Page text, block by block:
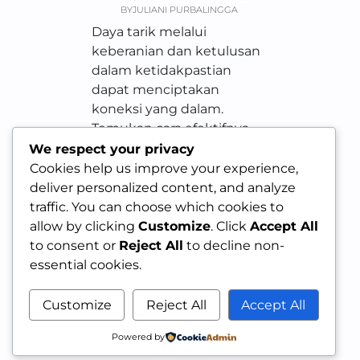
BYJULIANI PURBALINGGA
Daya tarik melalui
keberanian dan ketulusan
dalam ketidakpastian
dapat menciptakan
koneksi yang dalam.
Temukan cara efektifnya.
We respect your privacy
Cookies help us improve your experience,
deliver personalized content, and analyze
traffic. You can choose which cookies to
allow by clicking Customize. Click Accept All
to consent or Reject All to decline non-
essential cookies.
Customize Reject All Accept All
Powered by